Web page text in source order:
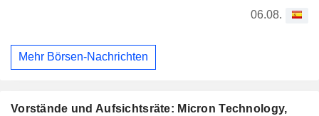
06.08.
Mehr Börsen-Nachrichten
Vorstände und Aufsichtsräte: Micron Technology,